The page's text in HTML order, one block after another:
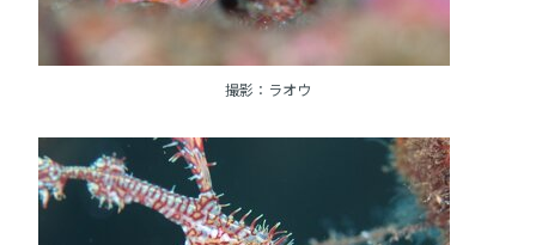
撮影：ラオウ